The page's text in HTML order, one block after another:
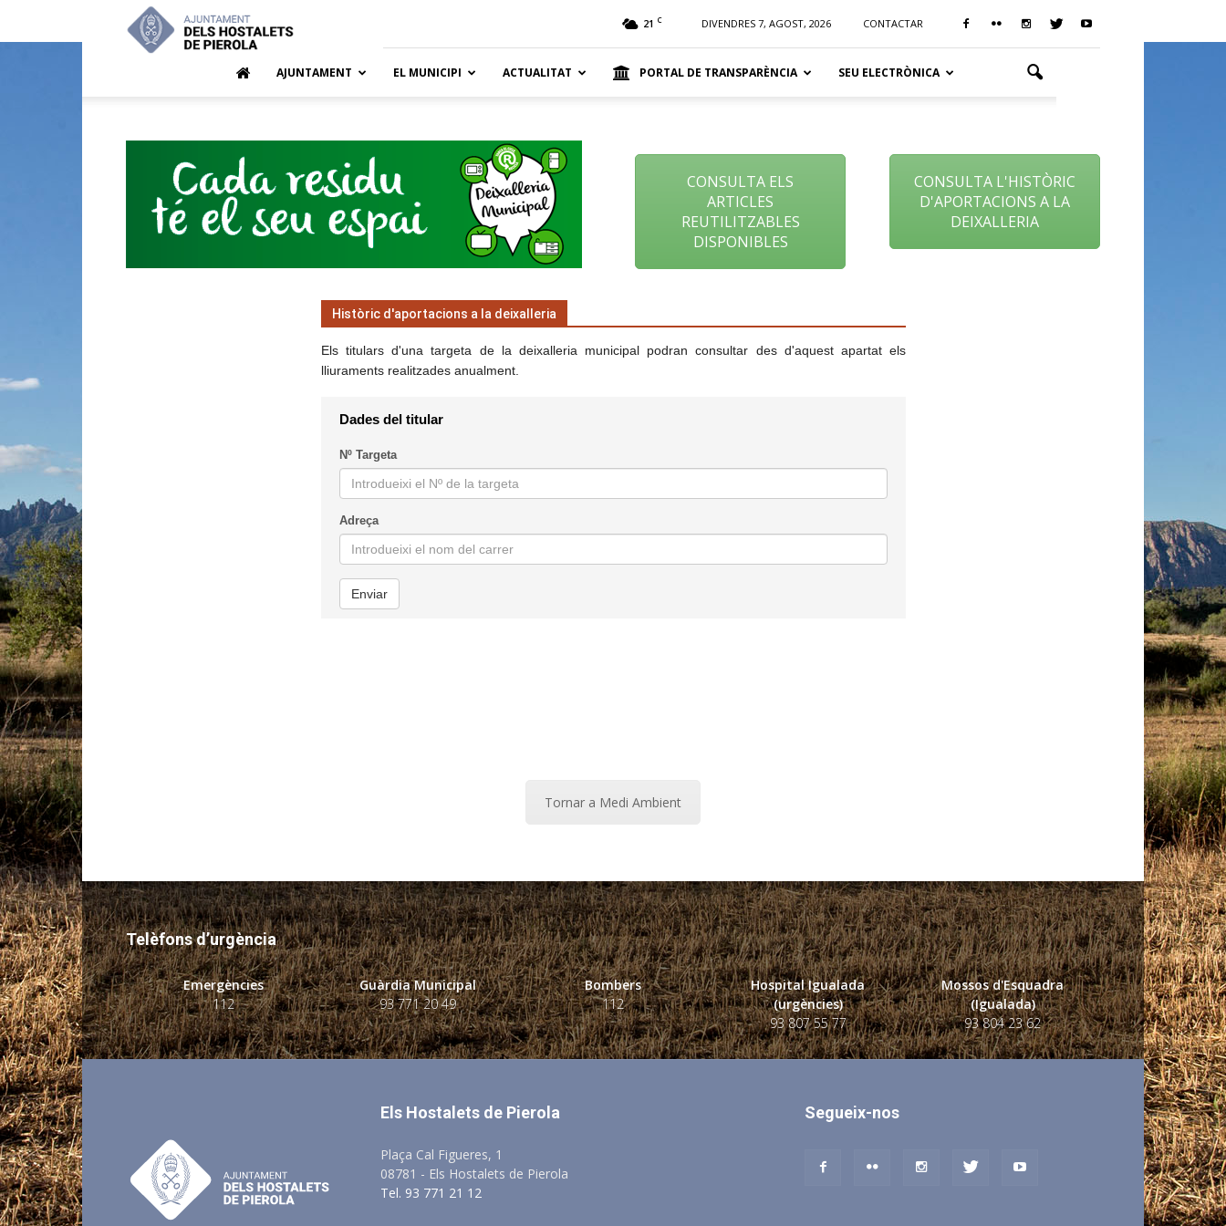
Hostalets
de
21 C DIVENDRES 7, AGOST, 2026 CONTACTAR
AJUNTAMENT EL MUNICIPI ACTUALITAT PORTAL DE TRANSPARÈNCIA SEU ELECTRÒNICA
CONSULTA ELS
ARTICLES
REUTILITZABLES
DISPONIBLES
CONSULTA L'HISTÒRIC
D'APORTACIONS A LA
DEIXALLERIA
Tornar a Medi Ambient
Telèfons d’urgència
Emergències
112
Guàrdia Municipal
93 771 20 49
Bombers
112
Hospital Igualada
(urgències)
93 807 55 77
Mossos d'Esquadra
(Igualada)
93 804 23 62
Els Hostalets de Pierola
Plaça Cal Figueres, 1
08781 - Els Hostalets de Pierola
Tel. 93 771 21 12
Segueix-nos